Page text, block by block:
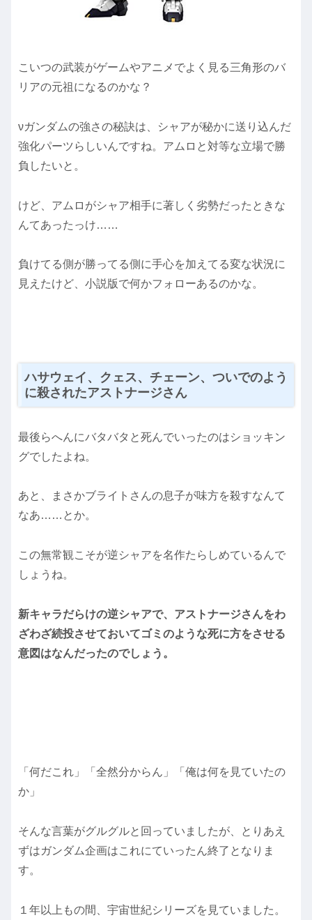
こいつの武装がゲームやアニメでよく見る三角形のバ
リアの元祖になるのかな？
νガンダムの強さの秘訣は、シャアが秘かに送り込んだ
強化パーツらしいんですね。アムロと対等な立場で勝
負したいと。
けど、アムロがシャア相手に著しく劣勢だったときな
んてあったっけ……
負けてる側が勝ってる側に手心を加えてる変な状況に
見えたけど、小説版で何かフォローあるのかな。
ハサウェイ、クェス、チェーン、ついでのよう
に殺されたアストナージさん
最後らへんにバタバタと死んでいったのはショッキン
グでしたよね。
あと、まさかブライトさんの息子が味方を殺すなんて
なあ……とか。
この無常観こそが逆シャアを名作たらしめているんで
しょうね。
新キャラだらけの逆シャアで、アストナージさんをわ
ざわざ続投させておいてゴミのような死に方をさせる
意図はなんだったのでしょう。
「何だこれ」「全然分からん」「俺は何を見ていたの
か」
そんな言葉がグルグルと回っていましたが、とりあえ
ずはガンダム企画はこれにていったん終了となりま
す。
１年以上もの間、宇宙世紀シリーズを見ていました。